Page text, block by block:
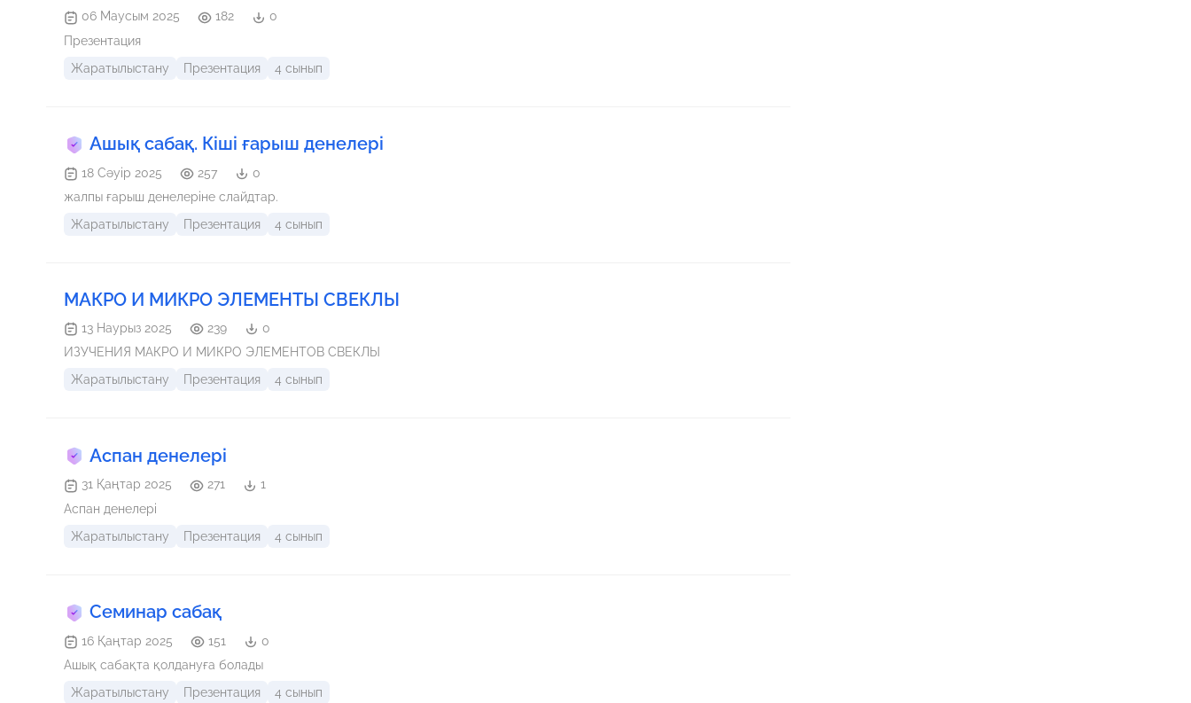
06 Маусым 2025 182
0
Презентация
Жаратылыстану
Презентация 4 сынып
Ашық сабақ. Кіші ғарыш денелері
18 Сәуір 2025 257
0
жалпы ғарыш денелеріне слайдтар.
Жаратылыстану
Презентация 4 сынып
МАКРО И МИКРО ЭЛЕМЕНТЫ СВЕКЛЫ
13 Наурыз 2025 239
0
ИЗУЧЕНИЯ МАКРО И МИКРО ЭЛЕМЕНТОВ СВЕКЛЫ
Жаратылыстану
Презентация 4 сынып
Аспан денелері
31 Қаңтар 2025 271
1
Аспан денелері
Жаратылыстану
Презентация 4 сынып
Семинар сабақ
16 Қаңтар 2025 151
0
Ашық сабақта қолдануға болады
Жаратылыстану
Презентация 4 сынып